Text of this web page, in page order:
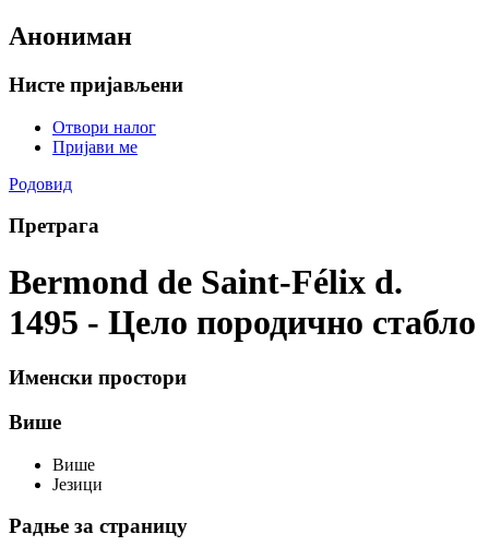
Анониман
Нисте пријављени
Отвори налог
Пријави ме
Родовид
Претрага
Bermond de Saint-Félix d.
1495 - Цело породично стабло
Именски простори
Више
Више
Језици
Радње за страницу